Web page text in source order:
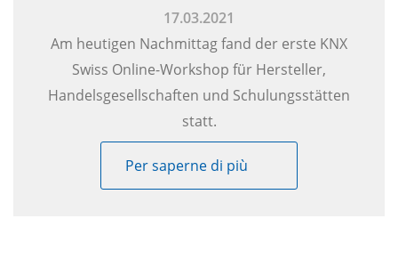
17.03.2021
Am heutigen Nachmittag fand der erste KNX
Swiss Online-Workshop für Hersteller,
Handelsgesellschaften und Schulungsstätten
statt.
Per saperne di più